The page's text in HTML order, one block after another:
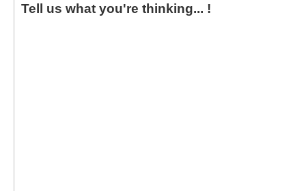
Tell us what you're thinking... !